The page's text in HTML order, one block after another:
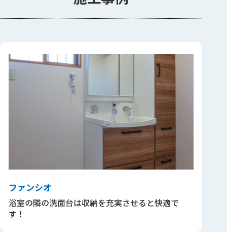
ファンシオ
浴室の隣の洗面台は収納を充実させると快適で
す！